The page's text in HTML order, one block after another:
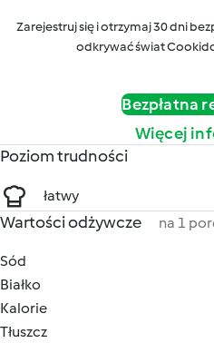
Zarejestruj się i otrzymaj 30 dni
odkrywać świat
Bezpłatna
Więcej
Poziom trudności
łatwy
Wartości odżywcze na 1
Sód
Białko
Kalorie
Tłuszcz